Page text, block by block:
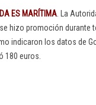
ES MARÍTIMA . La
hizo promoción durante
indicaron los datos de
180 euros.